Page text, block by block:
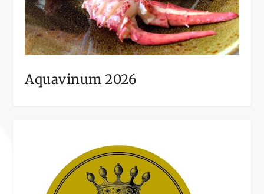
Aquavinum 2026